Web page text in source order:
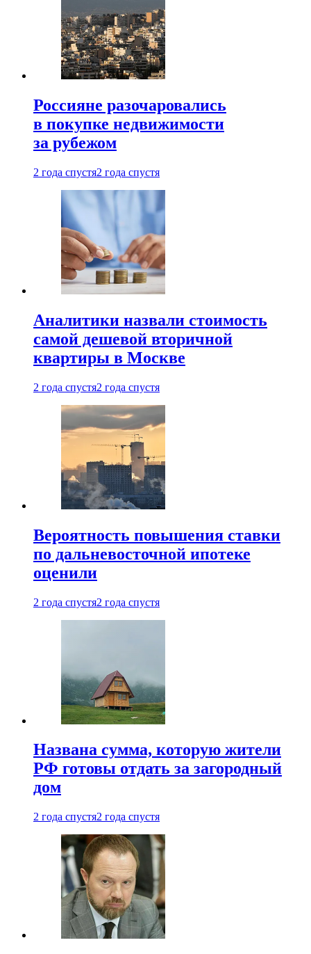
Россияне разочаровались
в покупке недвижимости
за рубежом
2 года спустя2 года спустя
Аналитики назвали стоимость
самой дешевой вторичной
квартиры в Москве
2 года спустя2 года спустя
Вероятность повышения ставки
по дальневосточной ипотеке
оценили
2 года спустя2 года спустя
Названа сумма, которую жители
РФ готовы отдать за загородный
дом
2 года спустя2 года спустя